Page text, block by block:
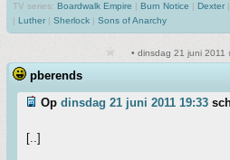
TV series: Boardwalk Empire | Burn Notice | Dexter |
| Luther | Sherlock | Sons of Anarchy
• dinsdag 21 juni 2011
pberends
Op dinsdag 21 juni 2011 19:33
[..]